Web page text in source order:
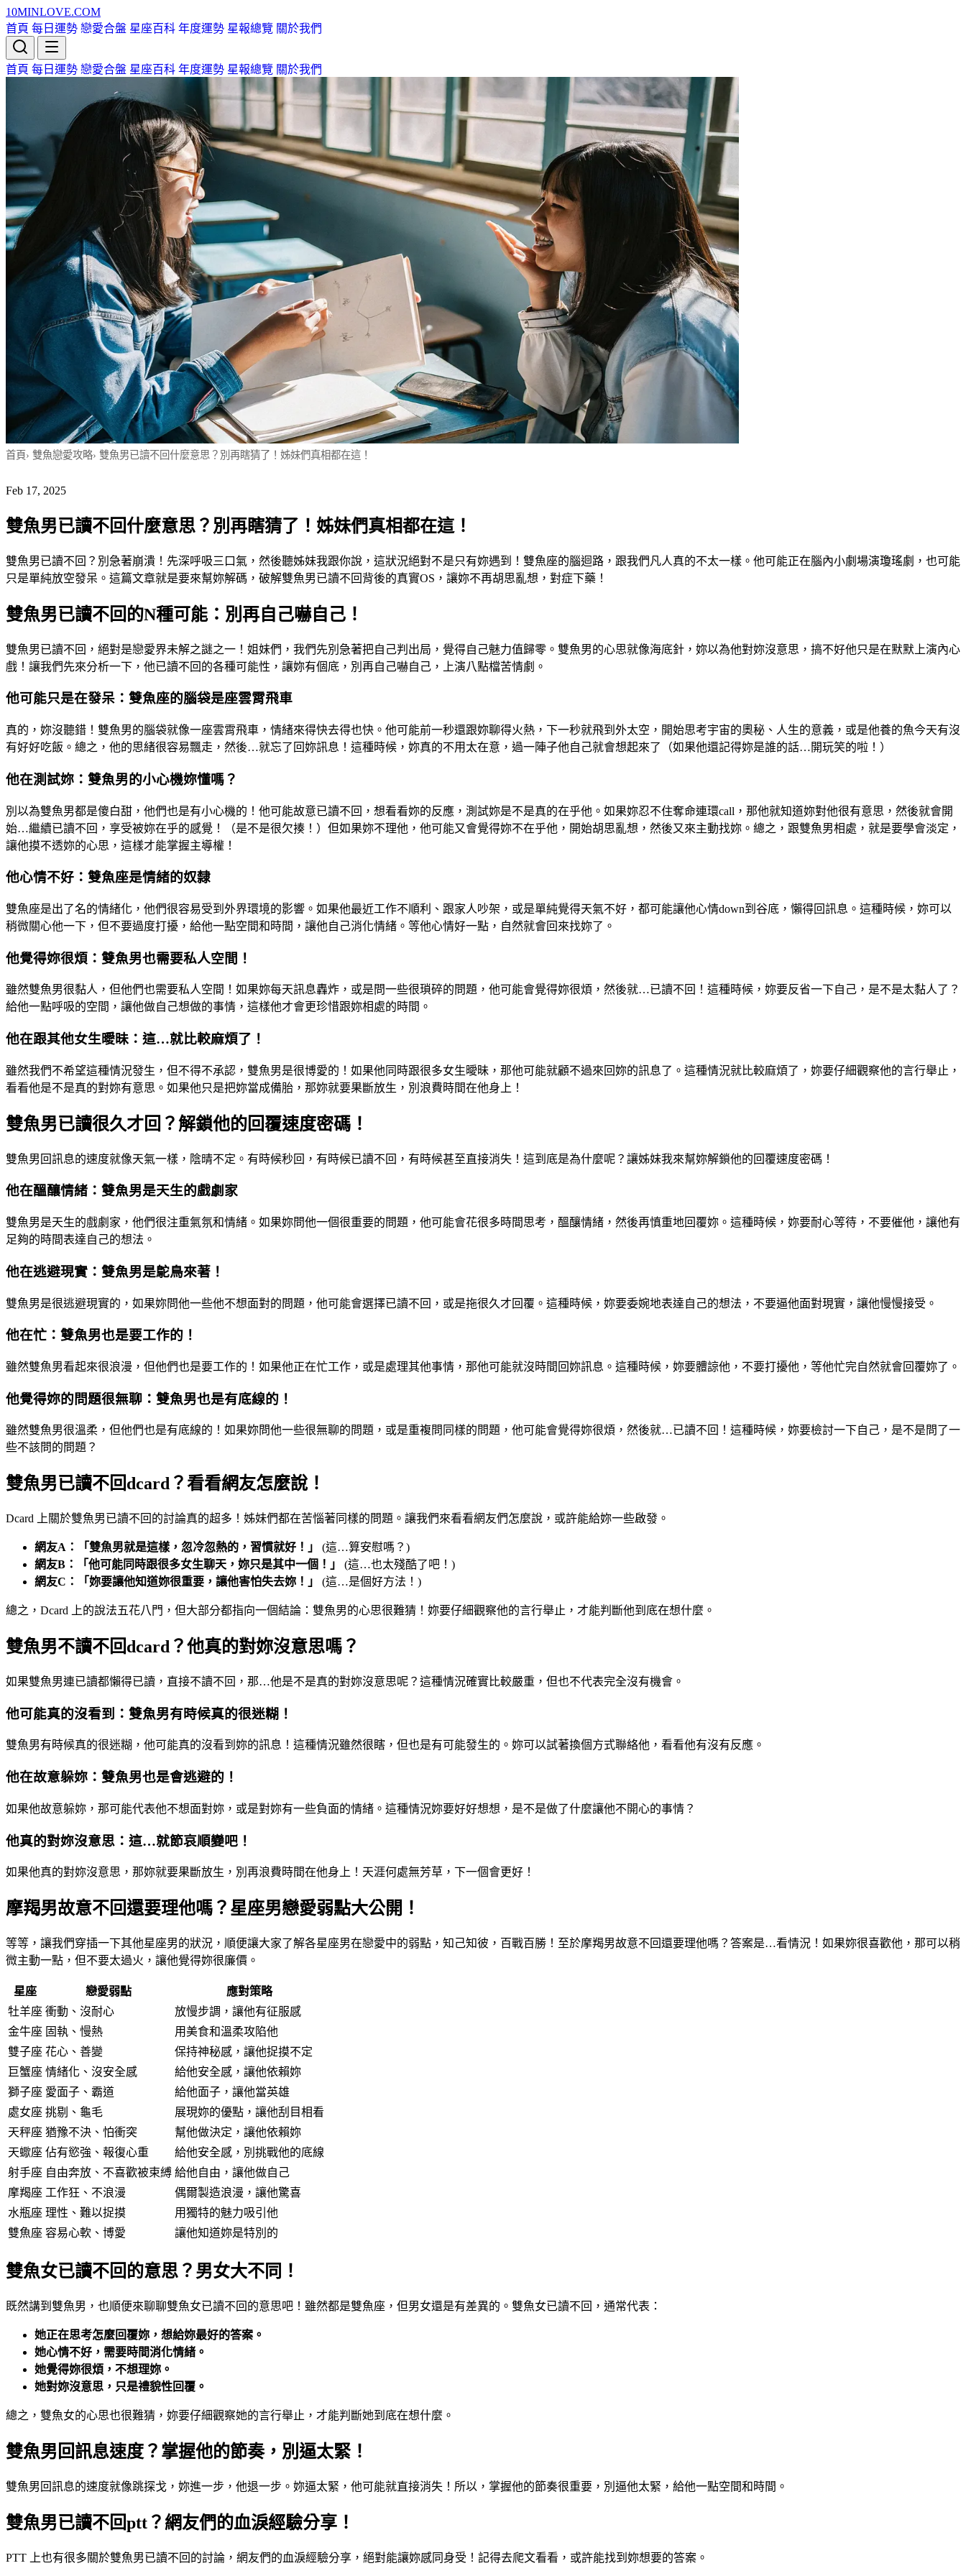
10MINLOVE.COM
首頁 每日運勢 戀愛合盤 星座百科 年度運勢 星報總覽 關於我們
首頁 每日運勢 戀愛合盤 星座百科 年度運勢 星報總覽 關於我們
首頁› 雙魚戀愛攻略› 雙魚男已讀不回什麼意思？別再瞎猜了！姊妹們真相都在這！
Feb 17, 2025
雙魚男已讀不回什麼意思？別再瞎猜了！姊妹們真相都在這！
雙魚男已讀不回？別急著崩潰！先深呼吸三口氣，然後聽姊妹我跟你說，這狀況絕對不是只有妳遇到！雙魚座的腦迴路，跟我們凡人真的不太一樣。他可能正在腦內小劇場演瓊瑤劇，也可能
只是單純放空發呆。這篇文章就是要來幫妳解碼，破解雙魚男已讀不回背後的真實OS，讓妳不再胡思亂想，對症下藥！
雙魚男已讀不回的N種可能：別再自己嚇自己！
雙魚男已讀不回，絕對是戀愛界未解之謎之一！姐妹們，我們先別急著把自己判出局，覺得自己魅力值歸零。雙魚男的心思就像海底針，妳以為他對妳沒意思，搞不好他只是在默默上演內心
戲！讓我們先來分析一下，他已讀不回的各種可能性，讓妳有個底，別再自己嚇自己，上演八點檔苦情劇。
他可能只是在發呆：雙魚座的腦袋是座雲霄飛車
真的，妳沒聽錯！雙魚男的腦袋就像一座雲霄飛車，情緒來得快去得也快。他可能前一秒還跟妳聊得火熱，下一秒就飛到外太空，開始思考宇宙的奧秘、人生的意義，或是他養的魚今天有沒
有好好吃飯。總之，他的思緒很容易飄走，然後…就忘了回妳訊息！這種時候，妳真的不用太在意，過一陣子他自己就會想起來了（如果他還記得妳是誰的話…開玩笑的啦！）
他在測試妳：雙魚男的小心機妳懂嗎？
別以為雙魚男都是傻白甜，他們也是有小心機的！他可能故意已讀不回，想看看妳的反應，測試妳是不是真的在乎他。如果妳忍不住奪命連環call，那他就知道妳對他很有意思，然後就會開
始…繼續已讀不回，享受被妳在乎的感覺！（是不是很欠揍！）但如果妳不理他，他可能又會覺得妳不在乎他，開始胡思亂想，然後又來主動找妳。總之，跟雙魚男相處，就是要學會淡定，
讓他摸不透妳的心思，這樣才能掌握主導權！
他心情不好：雙魚座是情緒的奴隸
雙魚座是出了名的情緒化，他們很容易受到外界環境的影響。如果他最近工作不順利、跟家人吵架，或是單純覺得天氣不好，都可能讓他心情down到谷底，懶得回訊息。這種時候，妳可以
稍微關心他一下，但不要過度打擾，給他一點空間和時間，讓他自己消化情緒。等他心情好一點，自然就會回來找妳了。
他覺得妳很煩：雙魚男也需要私人空間！
雖然雙魚男很黏人，但他們也需要私人空間！如果妳每天訊息轟炸，或是問一些很瑣碎的問題，他可能會覺得妳很煩，然後就…已讀不回！這種時候，妳要反省一下自己，是不是太黏人了？
給他一點呼吸的空間，讓他做自己想做的事情，這樣他才會更珍惜跟妳相處的時間。
他在跟其他女生曖昧：這…就比較麻煩了！
雖然我們不希望這種情況發生，但不得不承認，雙魚男是很博愛的！如果他同時跟很多女生曖昧，那他可能就顧不過來回妳的訊息了。這種情況就比較麻煩了，妳要仔細觀察他的言行舉止，
看看他是不是真的對妳有意思。如果他只是把妳當成備胎，那妳就要果斷放生，別浪費時間在他身上！
雙魚男已讀很久才回？解鎖他的回覆速度密碼！
雙魚男回訊息的速度就像天氣一樣，陰晴不定。有時候秒回，有時候已讀不回，有時候甚至直接消失！這到底是為什麼呢？讓姊妹我來幫妳解鎖他的回覆速度密碼！
他在醞釀情緒：雙魚男是天生的戲劇家
雙魚男是天生的戲劇家，他們很注重氣氛和情緒。如果妳問他一個很重要的問題，他可能會花很多時間思考，醞釀情緒，然後再慎重地回覆妳。這種時候，妳要耐心等待，不要催他，讓他有
足夠的時間表達自己的想法。
他在逃避現實：雙魚男是鴕鳥來著！
雙魚男是很逃避現實的，如果妳問他一些他不想面對的問題，他可能會選擇已讀不回，或是拖很久才回覆。這種時候，妳要委婉地表達自己的想法，不要逼他面對現實，讓他慢慢接受。
他在忙：雙魚男也是要工作的！
雖然雙魚男看起來很浪漫，但他們也是要工作的！如果他正在忙工作，或是處理其他事情，那他可能就沒時間回妳訊息。這種時候，妳要體諒他，不要打擾他，等他忙完自然就會回覆妳了。
他覺得妳的問題很無聊：雙魚男也是有底線的！
雖然雙魚男很溫柔，但他們也是有底線的！如果妳問他一些很無聊的問題，或是重複問同樣的問題，他可能會覺得妳很煩，然後就…已讀不回！這種時候，妳要檢討一下自己，是不是問了一
些不該問的問題？
雙魚男已讀不回dcard？看看網友怎麼說！
Dcard 上關於雙魚男已讀不回的討論真的超多！姊妹們都在苦惱著同樣的問題。讓我們來看看網友們怎麼說，或許能給妳一些啟發。
網友A：「雙魚男就是這樣，忽冷忽熱的，習慣就好！」
(這…算安慰嗎？)
網友B：「他可能同時跟很多女生聊天，妳只是其中一個！」
(這…也太殘酷了吧！)
網友C：「妳要讓他知道妳很重要，讓他害怕失去妳！」
(這…是個好方法！)
總之，Dcard 上的說法五花八門，但大部分都指向一個結論：雙魚男的心思很難猜！妳要仔細觀察他的言行舉止，才能判斷他到底在想什麼。
雙魚男不讀不回dcard？他真的對妳沒意思嗎？
如果雙魚男連已讀都懶得已讀，直接不讀不回，那…他是不是真的對妳沒意思呢？這種情況確實比較嚴重，但也不代表完全沒有機會。
他可能真的沒看到：雙魚男有時候真的很迷糊！
雙魚男有時候真的很迷糊，他可能真的沒看到妳的訊息！這種情況雖然很瞎，但也是有可能發生的。妳可以試著換個方式聯絡他，看看他有沒有反應。
他在故意躲妳：雙魚男也是會逃避的！
如果他故意躲妳，那可能代表他不想面對妳，或是對妳有一些負面的情緒。這種情況妳要好好想想，是不是做了什麼讓他不開心的事情？
他真的對妳沒意思：這…就節哀順變吧！
如果他真的對妳沒意思，那妳就要果斷放生，別再浪費時間在他身上！天涯何處無芳草，下一個會更好！
摩羯男故意不回還要理他嗎？星座男戀愛弱點大公開！
等等，讓我們穿插一下其他星座男的狀況，順便讓大家了解各星座男在戀愛中的弱點，知己知彼，百戰百勝！至於摩羯男故意不回還要理他嗎？答案是…看情況！如果妳很喜歡他，那可以稍
微主動一點，但不要太過火，讓他覺得妳很廉價。
星座 戀愛弱點
應對策略
牡羊座 衝動、沒耐心
放慢步調，讓他有征服感
金牛座 固執、慢熱
用美食和溫柔攻陷他
雙子座 花心、善變
保持神秘感，讓他捉摸不定
巨蟹座 情緒化、沒安全感
給他安全感，讓他依賴妳
獅子座 愛面子、霸道
給他面子，讓他當英雄
處女座 挑剔、龜毛
展現妳的優點，讓他刮目相看
天秤座 猶豫不決、怕衝突
幫他做決定，讓他依賴妳
天蠍座 佔有慾強、報復心重
給他安全感，別挑戰他的底線
射手座 自由奔放、不喜歡被束縛 給他自由，讓他做自己
摩羯座 工作狂、不浪漫
偶爾製造浪漫，讓他驚喜
水瓶座 理性、難以捉摸
用獨特的魅力吸引他
雙魚座 容易心軟、博愛 讓他知道妳是特別的
雙魚女已讀不回的意思？男女大不同！
既然講到雙魚男，也順便來聊聊雙魚女已讀不回的意思吧！雖然都是雙魚座，但男女還是有差異的。雙魚女已讀不回，通常代表：
她正在思考怎麼回覆妳，想給妳最好的答案。
她心情不好，需要時間消化情緒。
她覺得妳很煩，不想理妳。
她對妳沒意思，只是禮貌性回覆。
總之，雙魚女的心思也很難猜，妳要仔細觀察她的言行舉止，才能判斷她到底在想什麼。
雙魚男回訊息速度？掌握他的節奏，別逼太緊！
雙魚男回訊息的速度就像跳探戈，妳進一步，他退一步。妳逼太緊，他可能就直接消失！所以，掌握他的節奏很重要，別逼他太緊，給他一點空間和時間。
雙魚男已讀不回ptt？網友們的血淚經驗分享！
PTT 上也有很多關於雙魚男已讀不回的討論，網友們的血淚經驗分享，絕對能讓妳感同身受！記得去爬文看看，或許能找到妳想要的答案。